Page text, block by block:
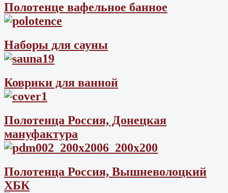
Полотенце вафельное банное
Наборы для сауны
Коврики для ванной
Полотенца Россия, Донецкая
мануфактура
Полотенца Россия, Вышневолоцкий
ХБК